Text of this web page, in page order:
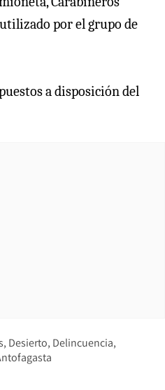
por el grupo de
a disposición del
Desierto Delincuencia